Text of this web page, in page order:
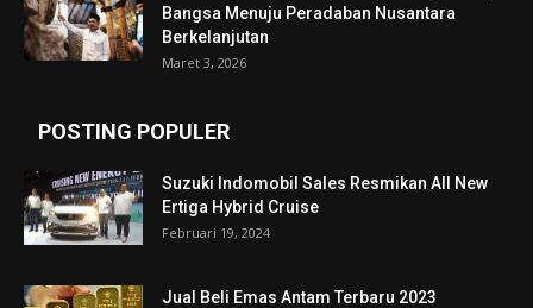
Bangsa Menuju Peradaban Nusantara
Berkelanjutan
Maret 3, 2026
POSTING POPULER
Suzuki Indomobil Sales Resmikan All New
Ertiga Hybrid Cruise
Februari 19, 2024
Jual Beli Emas Antam Terbaru 2023